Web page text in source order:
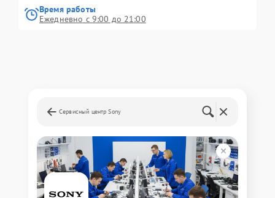
Время работы
Ежедневно с 9:00 до 21:00
Сервисный центр Sony